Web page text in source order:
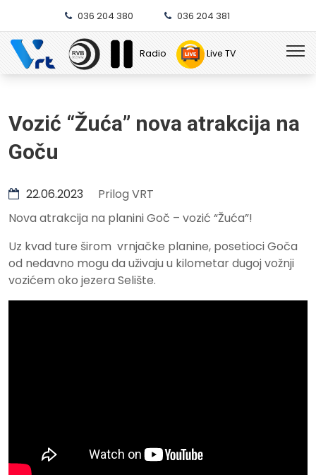
036 204 380 036 204 381
Radio Live TV
Vozić “Žuća” nova atrakcija na
Goču
22.06.2023
Prilog VRT
Nova atrakcija na planini Goč – vozić “Žuća”!
Uz kvad ture širom vrnjačke planine, posetioci Goča
od nedavno mogu da uživaju u kilometar dugoj vožnji
vozićem oko jezera Selište.